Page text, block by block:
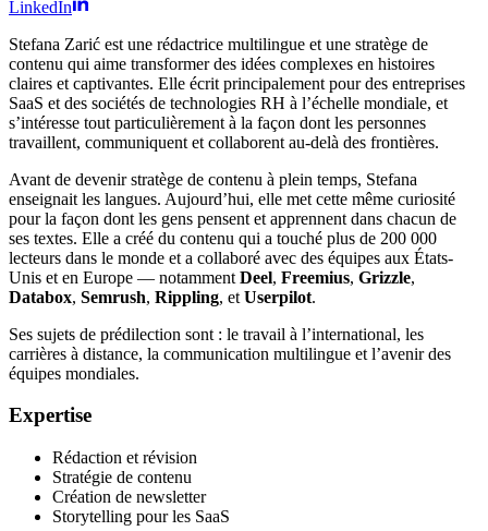
LinkedIn
Stefana Zarić est une rédactrice multilingue et une stratège de
contenu qui aime transformer des idées complexes en histoires
claires et captivantes. Elle écrit principalement pour des entreprises
SaaS et des sociétés de technologies RH à l’échelle mondiale, et
s’intéresse tout particulièrement à la façon dont les personnes
travaillent, communiquent et collaborent au-delà des frontières.
Avant de devenir stratège de contenu à plein temps, Stefana
enseignait les langues. Aujourd’hui, elle met cette même curiosité
pour la façon dont les gens pensent et apprennent dans chacun de
ses textes. Elle a créé du contenu qui a touché plus de 200 000
lecteurs dans le monde et a collaboré avec des équipes aux États-
Unis et en Europe — notamment Deel, Freemius, Grizzle,
Databox, Semrush, Rippling, et Userpilot.
Ses sujets de prédilection sont : le travail à l’international, les
carrières à distance, la communication multilingue et l’avenir des
équipes mondiales.
Expertise
Rédaction et révision
Stratégie de contenu
Création de newsletter
Storytelling pour les SaaS